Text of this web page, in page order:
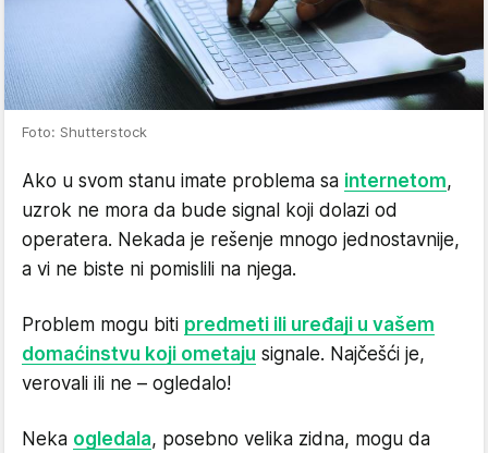
Foto: Shutterstock
Ako u svom stanu imate problema sa internetom,
uzrok ne mora da bude signal koji dolazi od
operatera. Nekada je rešenje mnogo jednostavnije,
a vi ne biste ni pomislili na njega.
Problem mogu biti predmeti ili uređaji u vašem
domaćinstvu koji ometaju signale. Najčešći je,
verovali ili ne – ogledalo!
Neka ogledala, posebno velika zidna, mogu da